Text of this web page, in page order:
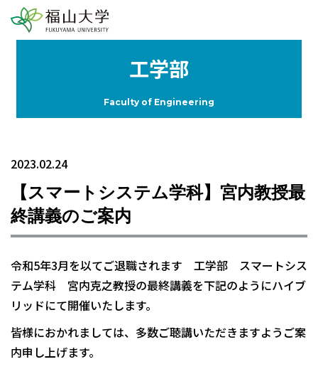
工学部
Faculty of Engineering
2023.02.24
【スマートシステム学科】宮内教授最
終講義のご案内
令和5年3月を以てご退職されます 工学部 スマートシス
テム学科 宮内克之教授の最終講義を下記のようにハイブ
リッドにて開催いたします。
皆様におかれましては、多数ご聴講いただきますようご案
内申し上げます。